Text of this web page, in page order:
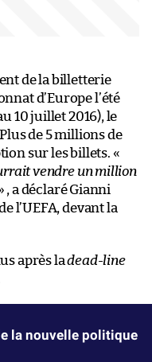
de la billetterie
d’Europe l’été
10 juillet 2016), le
de 5 millions de
sur les billets. «
vendre un million
, a déclaré Gianni
l’UEFA, devant la
après ladead-line
la nouvelle politique